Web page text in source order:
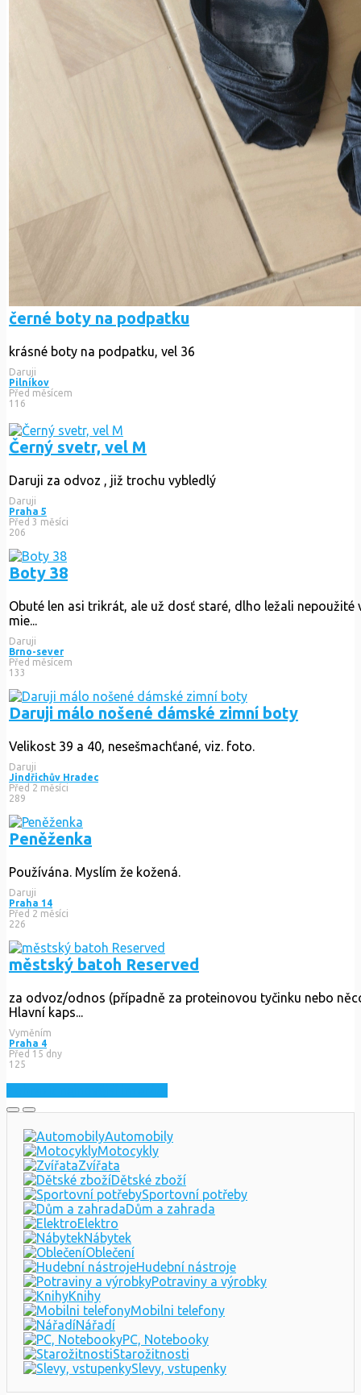
černé boty na podpatku
krásné boty na podpatku, vel 36
Daruji
Pilníkov
Před měsícem
116
Černý svetr, vel M
Daruji za odvoz , již trochu vybledlý
Daruji
Praha 5
Před 3 měsíci
206
Boty 38
Obuté len asi trikrát, ale už dosť staré, dlho ležali nepoužité
mie...
Daruji
Brno-sever
Před měsícem
133
Daruji málo nošené dámské zimní boty
Velikost 39 a 40, nesešmachťané, viz. foto.
Daruji
Jindřichův Hradec
Před 2 měsíci
289
Peněženka
Používána. Myslím že kožená.
Daruji
Praha 14
Před 2 měsíci
226
městský batoh Reserved
za odvoz/odnos (případně za proteinovou tyčinku nebo
Hlavní kaps...
Vyměním
Praha 4
Před 15 dny
125
Automobily
Motocykly
Zvířata
Dětské zboží
Sportovní potřeby
Dům a zahrada
Elektro
Nábytek
Oblečení
Hudební nástroje
Potraviny a výrobky
Knihy
Mobilni telefony
Nářadí
PC, Notebooky
Starožitnosti
Slevy, vstupenky